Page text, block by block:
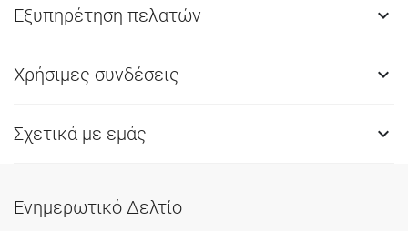
Εξυπηρέτηση πελατών 
Χρήσιμες συνδέσεις 
Σχετικά με εμάς 
Ενημερωτικό Δελτίο